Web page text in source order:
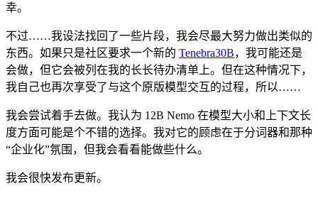
幸。
不过……我设法找回了一些片段，我会尽最大努力做出类似的
东西。如果只是社区要求一个新的 Tenebra30B，我可能还是
会做，但它会被列在我的长长待办清单上。但在这种情况下，
我自己也再次享受了与这个原版模型交互的过程，所以……
我会尝试着手去做。我认为 12B Nemo 在模型大小和上下文长
度方面可能是个不错的选择。我对它的顾虑在于分词器和那种
“企业化”氛围，但我会看看能做些什么。
我会很快发布更新。